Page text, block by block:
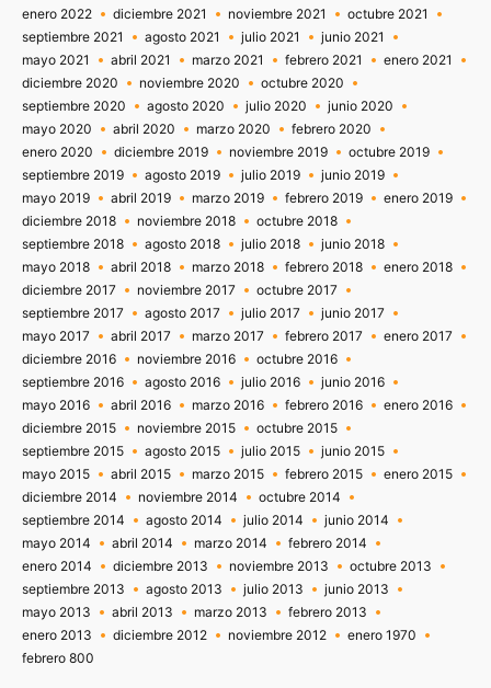
enero 2022
diciembre 2021 noviembre 2021
octubre 2021
septiembre 2021
agosto 2021 julio 2021
junio 2021
mayo 2021
abril 2021 marzo 2021 febrero 2021
enero 2021
diciembre 2020
noviembre 2020
octubre 2020
septiembre 2020
agosto 2020 julio 2020
junio 2020
mayo 2020
abril 2020 marzo 2020
febrero 2020
enero 2020
diciembre 2019 noviembre 2019
octubre 2019
septiembre 2019
agosto 2019 julio 2019
junio 2019
mayo 2019
abril 2019 marzo 2019 febrero 2019
enero 2019
diciembre 2018
noviembre 2018
octubre 2018
septiembre 2018
agosto 2018 julio 2018
junio 2018
mayo 2018
abril 2018 marzo 2018 febrero 2018
enero 2018
diciembre 2017
noviembre 2017
octubre 2017
septiembre 2017
agosto 2017 julio 2017
junio 2017
mayo 2017
abril 2017 marzo 2017 febrero 2017
enero 2017
diciembre 2016
noviembre 2016
octubre 2016
septiembre 2016
agosto 2016 julio 2016
junio 2016
mayo 2016
abril 2016 marzo 2016 febrero 2016
enero 2016
diciembre 2015
noviembre 2015
octubre 2015
septiembre 2015
agosto 2015 julio 2015
junio 2015
mayo 2015
abril 2015 marzo 2015 febrero 2015
enero 2015
diciembre 2014
noviembre 2014
octubre 2014
septiembre 2014
agosto 2014 julio 2014
junio 2014
mayo 2014
abril 2014 marzo 2014
febrero 2014
enero 2014
diciembre 2013 noviembre 2013
octubre 2013
septiembre 2013
agosto 2013 julio 2013
junio 2013
mayo 2013
abril 2013 marzo 2013
febrero 2013
enero 2013
diciembre 2012 noviembre 2012
enero 1970
febrero 800